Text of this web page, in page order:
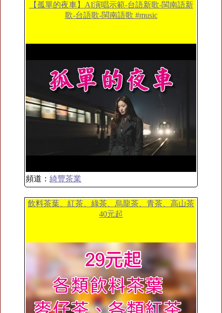
【孤單的夜車】AI演唱示範-台語新歌-閩南語新
歌-台語歌-閩南語歌 #music
頻道： 綺豐茶業
飲料茶葉、紅茶、綠茶、烏龍茶、青茶、高山茶
40元起